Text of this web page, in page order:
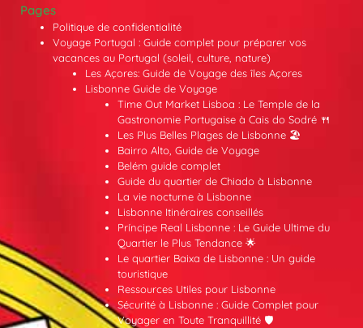
Pages
Politique de confidentialité
Voyage Portugal : Guide complet pour préparer vos
vacances au Portugal (soleil, culture, nature)
Les Açores: Guide de Voyage des îles Açores
Lisbonne Guide de Voyage
Time Out Market Lisboa : Le Temple de la
Gastronomie Portugaise à Cais do Sodré 🍴
Les Plus Belles Plages de Lisbonne 🏖️
Bairro Alto, Guide de Voyage
Belém guide complet
Guide du quartier de Chiado à Lisbonne
La vie nocturne à Lisbonne
Lisbonne Itinéraires conseillés
Príncipe Real Lisbonne : Le Guide Ultime du
Quartier le Plus Tendance 🌟
Le quartier Baixa de Lisbonne : Un guide
touristique
Ressources Utiles pour Lisbonne
Sécurité à Lisbonne : Guide Complet pour
Voyager en Toute Tranquillité 🛡️